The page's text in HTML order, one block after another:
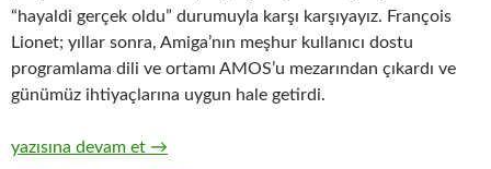
“hayaldi gerçek oldu” durumuyla karşı karşıyayız. François
Lionet; yıllar sonra, Amiga’nın meşhur kullanıcı dostu
programlama dili ve ortamı AMOS’u mezarından çıkardı ve
günümüz ihtiyaçlarına uygun hale getirdi.
AOZ Nam-ı Diğer AMOS 2
yazısına devam et →